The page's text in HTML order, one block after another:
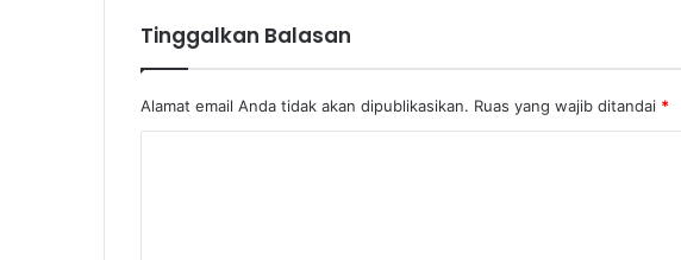
Tinggalkan Balasan
Alamat email Anda tidak akan dipublikasikan. Ruas yang wajib ditandai *